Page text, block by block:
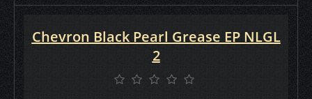
Chevron Black Pearl Grease EP NLGL
2